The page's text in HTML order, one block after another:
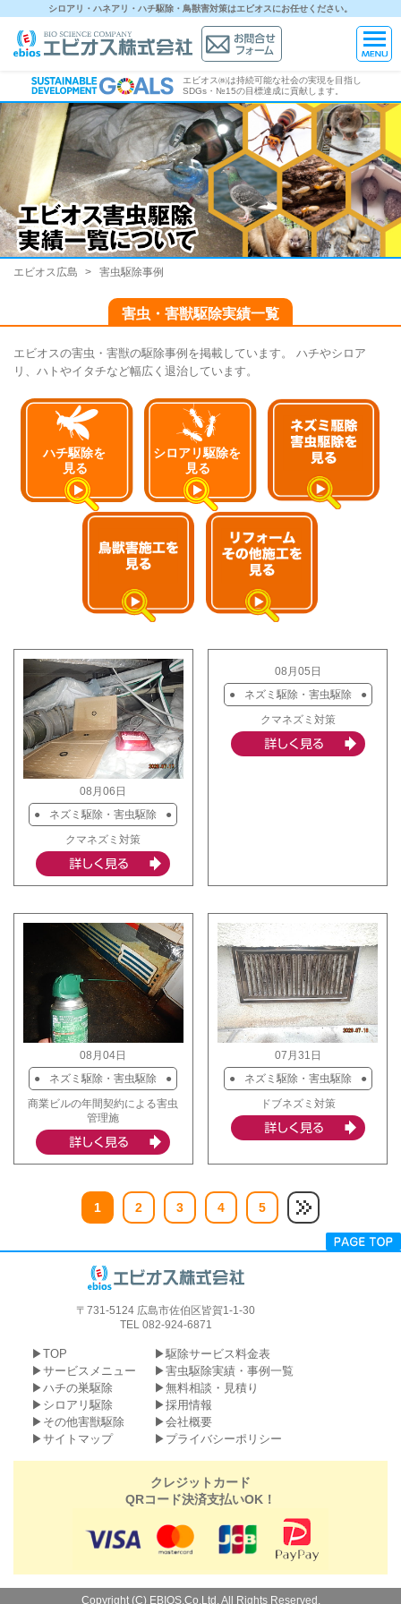
シロアリ・ハネアリ・ハチ駆除・鳥獣害対策はエビオスにお任せください。
エビオス㈱は持続可能な社会の実現を目指し
SDGs・№15の目標達成に貢献します。
エビオス広島 害虫駆除事例
害虫・害獣駆除実績一覧
エビオスの害虫・害獣の駆除事例を掲載しています。 ハチやシロア
リ、ハトやイタチなど幅広く退治しています。
08月06日
ネズミ駆除・害虫駆除
クマネズミ対策
08月05日
ネズミ駆除・害虫駆除
クマネズミ対策
08月04日
ネズミ駆除・害虫駆除
商業ビルの年間契約による害虫
管理施
07月31日
ネズミ駆除・害虫駆除
ドブネズミ対策
1 2 3 4 5
〒731-5124 広島市佐伯区皆賀1-1-30
TEL 082-924-6871
TOP
サービスメニュー
ハチの巣駆除
シロアリ駆除
その他害獣駆除
サイトマップ
駆除サービス料金表
害虫駆除実績・事例一覧
無料相談・見積り
採用情報
会社概要
プライバシーポリシー
クレジットカード
QRコード決済支払いOK！
Copyright (C) EBIOS.Co.Ltd. All Rights Reserved.